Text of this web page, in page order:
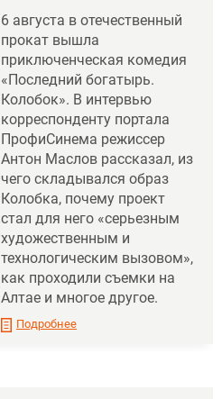
6 августа в отечественный
прокат вышла
приключенческая комедия
«Последний богатырь.
Колобок». В интервью
корреспонденту портала
ПрофиСинема режиссер
Антон Маслов рассказал, из
чего складывался образ
Колобка, почему проект
стал для него «серьезным
художественным и
технологическим вызовом»,
как проходили съемки на
Алтае и многое другое.
Подробнее